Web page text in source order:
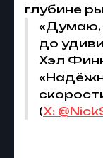
глубине
«Думаю,
до
Хэл
(X: